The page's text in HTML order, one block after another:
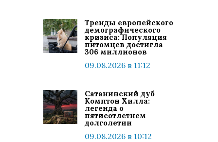
Тренды европейского
демографического
кризиса: Популяция
питомцев достигла
306 миллионов
09.08.2026 в 11:12
Сатанинский дуб
Комптон Хилла:
легенда о
пятисотлетнем
долголетии
09.08.2026 в 10:12